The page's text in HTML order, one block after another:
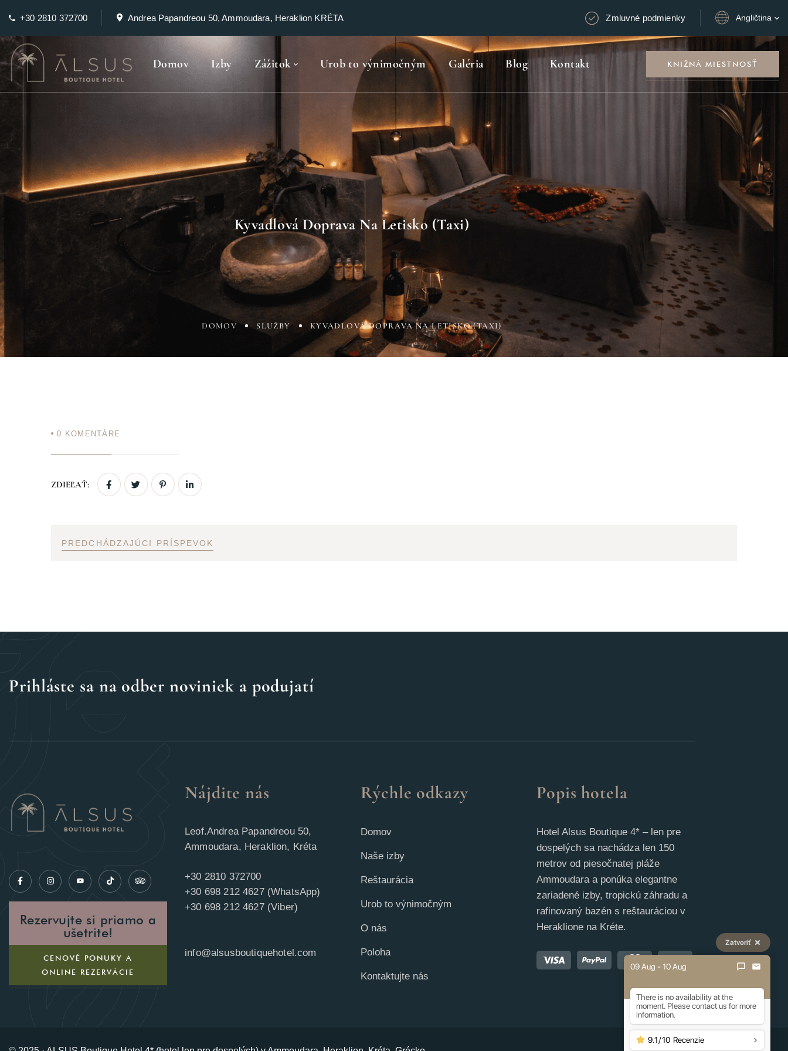
+30 2810 372700 Andrea Papandreou 50, Ammoudara, Heraklion KRÉTA Zmluvné podmienky Angličtina
Domov Izby Zážitok Urob to výnimočným Galéria Blog Kontakt KNIŽNÁ MIESTNOSŤ
Kyvadlová Doprava Na Letisko (taxi)
DOMOV SLUŽBY KYVADLOVÁ DOPRAVA NA LETISKO (TAXI)
0 KOMENTÁRE
ZDIEĽAŤ:
PREDCHÁDZAJÚCI PRÍSPEVOK
Prihláste sa na odber noviniek a podujatí
Rezervujte si priamo a
ušetrite!
CENOVÉ PONUKY A
ONLINE REZERVÁCIE
Nájdite nás
Leof.Andrea Papandreou 50,
Ammoudara, Heraklion, Kréta
+30 2810 372700
+30 698 212 4627 (WhatsApp)
+30 698 212 4627 (Viber)
info@alsusboutiquehotel.com
Rýchle odkazy
Domov
Naše izby
Reštaurácia
Urob to výnimočným
O nás
Poloha
Kontaktujte nás
Popis hotela
Hotel Alsus Boutique 4* – len pre
dospelých sa nachádza len 150
metrov od piesočnatej pláže
Ammoudara a ponúka elegantne
zariadené izby, tropickú záhradu a
rafinovaný bazén s reštauráciou v
Heraklione na Kréte.
Zatvoriť
09 Aug - 10 Aug
There is no availability at the
moment. Please contact us for more
information.
9.1/10 Recenzie